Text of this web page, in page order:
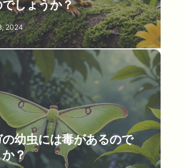
しょうか？
2024
幼虫には毒があるので
？